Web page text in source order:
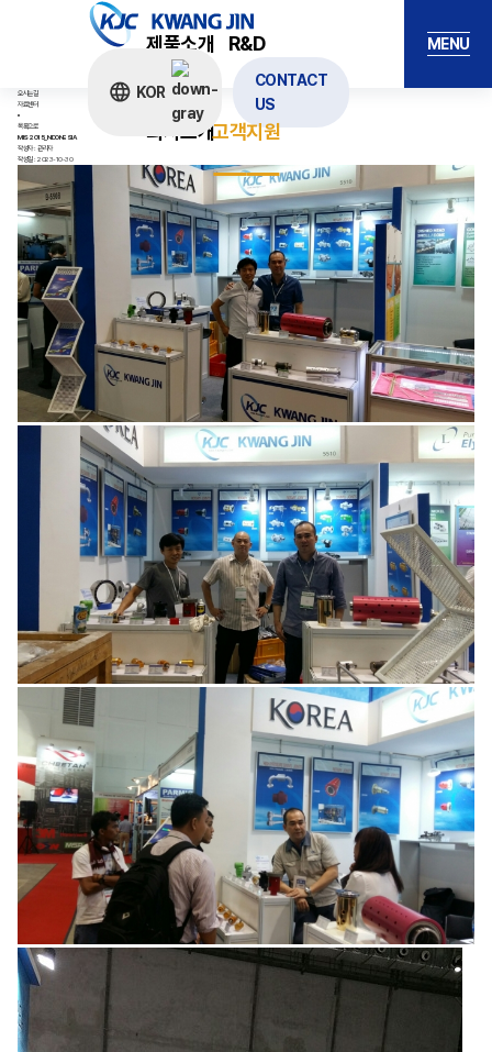
제품소개 R&D
회사소개고객지원
KOR
CONTACT
US
MENU
The Best Rotary Manufacturing Company In Korea
오시는길
자료센터
목록으로
MIS 2015_INDONESIA
작성자 : 관리자
작성일 : 2023-10-30